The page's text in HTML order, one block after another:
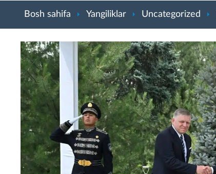
Bosh sahifa Yangiliklar Uncategorized